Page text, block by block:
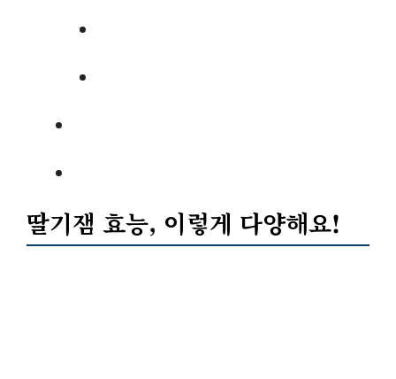
딸기잼 효능, 이렇게 다양해요!